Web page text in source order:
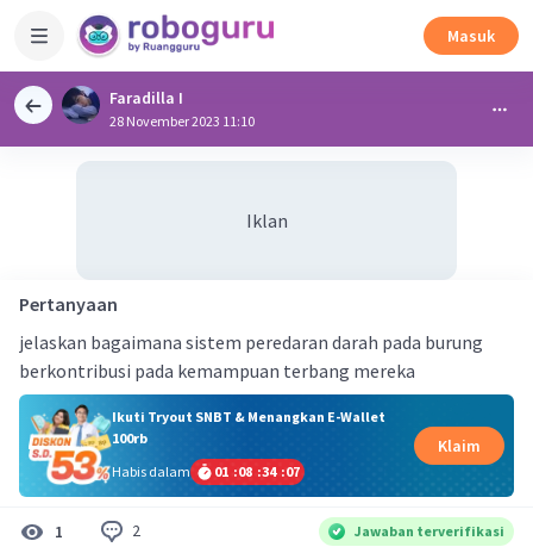
Masuk
Faradilla I
28 November 2023 11:10
Iklan
Pertanyaan
jelaskan bagaimana sistem peredaran darah pada burung
berkontribusi pada kemampuan terbang mereka
Ikuti Tryout SNBT & Menangkan E-Wallet
100rb
Habis dalam
01 :08 :34 :07
Klaim
1 2 Jawaban terverifikasi